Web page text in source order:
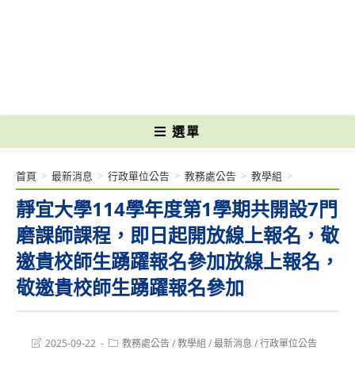
選單
靜宜大學114學年度第1學期共開設7門
磨課師課程，即日起開放線上報名，敬
邀貴校師生踴躍報名參加放線上報名，
敬邀貴校師生踴躍報名參加
首頁 > 最新消息 > 行政單位公告 > 教務處公告 > 教學組 >
Post2025-09-22
Post教務處公告/教學組 /最新消息 /行政單位公告